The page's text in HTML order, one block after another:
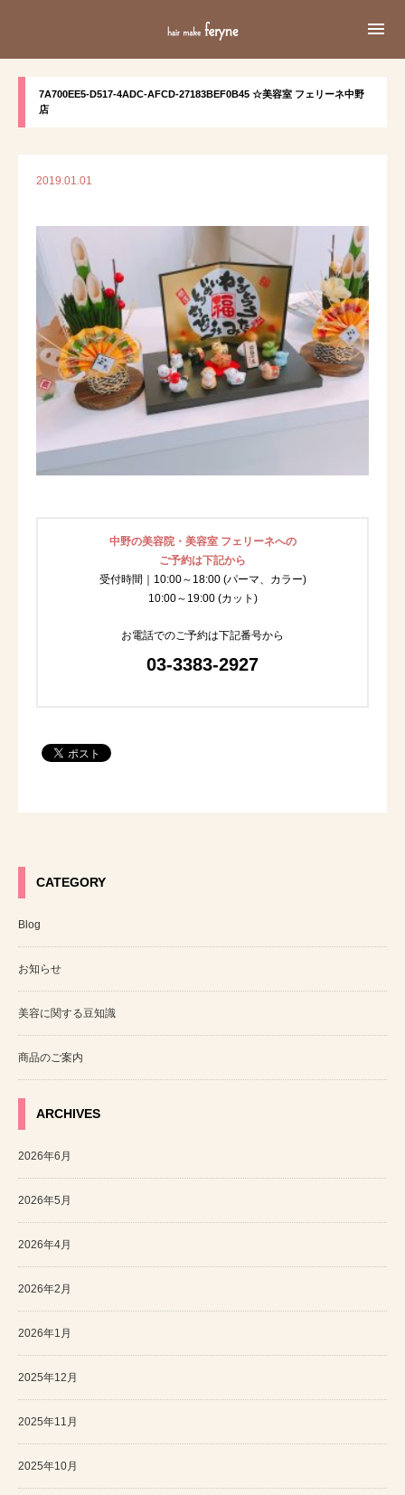

7A700EE5-D517-4ADC-AFCD-27183BEF0B45 ☆美容室 フェリーネ中野
店
2019.01.01
中野の美容院・美容室 フェリーネへの
ご予約は下記から
受付時間｜10:00～18:00 (パーマ、カラー)
10:00～19:00 (カット)
お電話でのご予約は下記番号から
03-3383-2927
CATEGORY
Blog
お知らせ
美容に関する豆知識
商品のご案内
ARCHIVES
2026年6月
2026年5月
2026年4月
2026年2月
2026年1月
2025年12月
2025年11月
2025年10月